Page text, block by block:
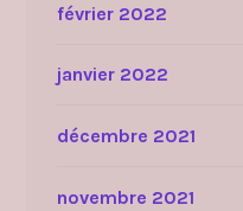
février 2022
janvier 2022
décembre 2021
novembre 2021